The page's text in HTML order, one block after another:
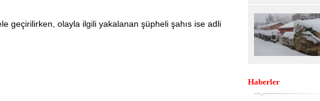
geçirilirken, olayla ilgili yakalanan şüpheli şahıs ise adli
Haberler